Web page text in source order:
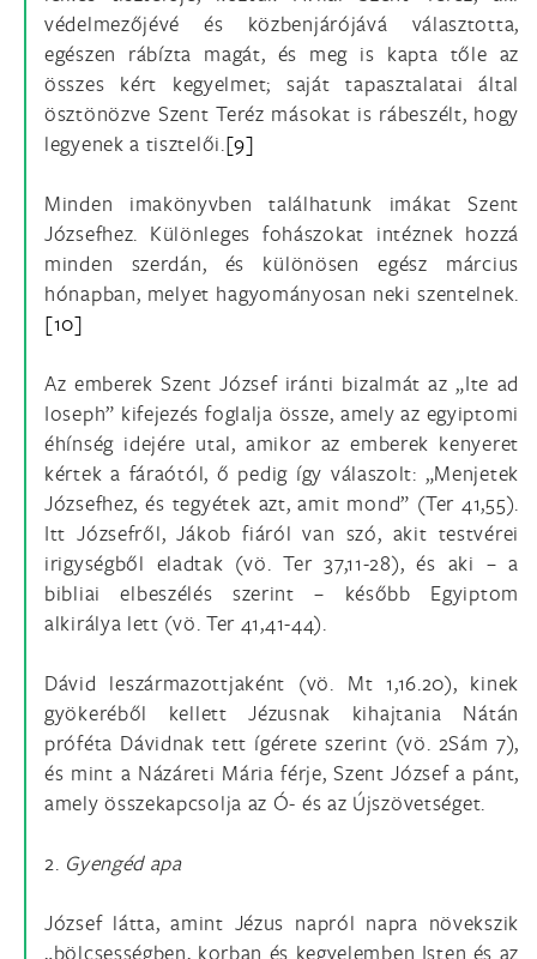
védelmezőjévé és közbenjárójává választotta,
egészen rábízta magát, és meg is kapta tőle az
összes kért kegyelmet; saját tapasztalatai által
ösztönözve Szent Teréz másokat is rábeszélt, hogy
legyenek a tisztelői.[9]
Minden imakönyvben találhatunk imákat Szent
Józsefhez. Különleges fohászokat intéznek hozzá
minden szerdán, és különösen egész március
hónapban, melyet hagyományosan neki szentelnek.
[10]
Az emberek Szent József iránti bizalmát az „Ite ad
Ioseph” kifejezés foglalja össze, amely az egyiptomi
éhínség idejére utal, amikor az emberek kenyeret
kértek a fáraótól, ő pedig így válaszolt: „Menjetek
Józsefhez, és tegyétek azt, amit mond” (Ter 41,55).
Itt Józsefről, Jákob fiáról van szó, akit testvérei
irigységből eladtak (vö. Ter 37,11-28), és aki – a
bibliai elbeszélés szerint – később Egyiptom
alkirálya lett (vö. Ter 41,41-44).
Dávid leszármazottjaként (vö. Mt 1,16.20), kinek
gyökeréből kellett Jézusnak kihajtania Nátán
próféta Dávidnak tett ígérete szerint (vö. 2Sám 7),
és mint a Názáreti Mária férje, Szent József a pánt,
amely összekapcsolja az Ó- és az Újszövetséget.
2. Gyengéd apa
József látta, amint Jézus napról napra növekszik
„bölcsességben, korban és kegyelemben Isten és az